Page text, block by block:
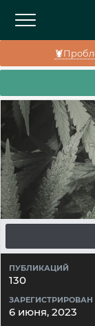
ПУБЛИКАЦИЙ
130
ЗАРЕГИСТРИРОВАН
6 июня, 2023